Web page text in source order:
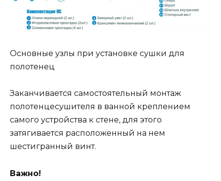
Основные узлы при установке сушки для
полотенец
Заканчивается самостоятельный монтаж
полотенцесушителя в ванной креплением
самого устройства к стене, для этого
затягивается расположенный на нем
шестигранный винт.
Важно!